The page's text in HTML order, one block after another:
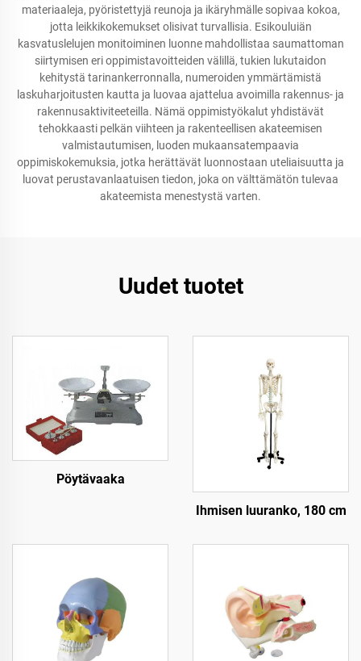
materiaaleja, pyöristettyjä reunoja ja ikäryhmälle sopivaa kokoa,
jotta leikkikokemukset olisivat turvallisia. Esikouluiän
kasvatuslelujen monitoiminen luonne mahdollistaa saumattoman
siirtymisen eri oppimistavoitteiden välillä, tukien lukutaidon
kehitystä tarinankerronnalla, numeroiden ymmärtämistä
laskuharjoitusten kautta ja luovaa ajattelua avoimilla rakennus- ja
rakennusaktiviteeteilla. Nämä oppimistyökalut yhdistävät
tehokkaasti pelkän viihteen ja rakenteellisen akateemisen
valmistautumisen, luoden mukaansatempaavia
oppimiskokemuksia, jotka herättävät luonnostaan uteliaisuutta ja
luovat perustavanlaatuisen tiedon, joka on välttämätön tulevaa
akateemista menestystä varten.
Uudet tuotet
Pöytävaaka
Ihmisen luuranko, 180 cm